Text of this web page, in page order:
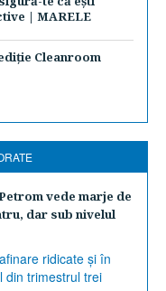
| MARELE
Cleanroom
vede marje de
dar sub nivelul